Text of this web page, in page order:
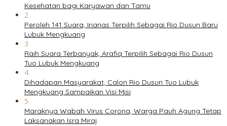
Kesehatan bagi Karyawan dan Tamu
2
Peroleh 141 Suara, Irianas Terpilih Sebagai Rio Dusun Baru
Lubuk Mengkuang
3
Raih Suara Terbanyak, Arafiq Terpilih Sebagai Rio Dusun
Tuo Lubuk Mengkuang
4
Dihadapan Masyarakat, Calon Rio Dusun Tuo Lubuk
Mengkuang Sampaikan Visi Misi
5
Maraknya Wabah Virus Corona, Warga Pauh Agung Tetap
Laksanakan Isra Miraj